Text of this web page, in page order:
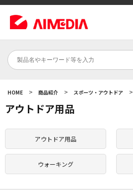
HOME > 商品紹介 > スポーツ・アウトドア >
アウトドア用品
アウトドア用品
ウォーキング